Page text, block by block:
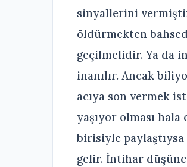
sinyallerini
öldürmekten
geçilmelidir. Ya da
inanılır. Ancak
acıya son vermek
yaşıyor olması
birisiyle
gelir. İntihar